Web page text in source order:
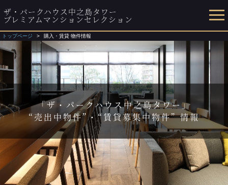
ザ・パークハウス中之島タワー
プレミアムマンションセレクション
トップページ 購入・賃貸 物件情報
「ザ・パークハウス中之島タワー」
“売出中物件”・“賃貸募集中物件” 情報